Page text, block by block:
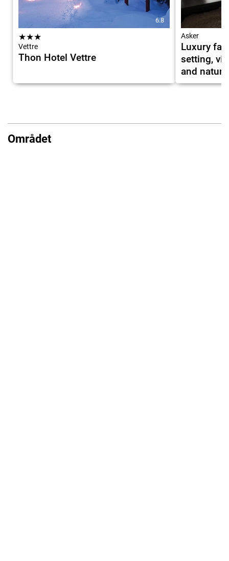
6.8
★★★
Vettre
Thon Hotel Vettre
Asker
Luxury
setting,
and nature
Området